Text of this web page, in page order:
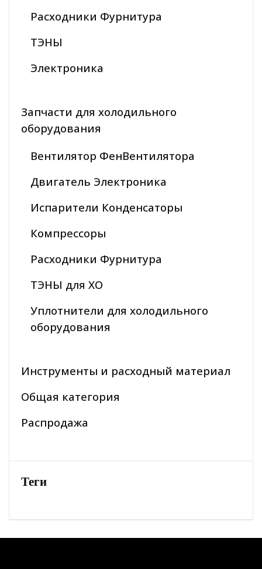
Расходники Фурнитура
ТЭНЫ
Электроника
Запчасти для холодильного
оборудования
Вентилятор ФенВентилятора
Двигатель Электроника
Испарители Конденсаторы
Компрессоры
Расходники Фурнитура
ТЭНЫ для ХО
Уплотнители для холодильного
оборудования
Инструменты и расходный материал
Общая категория
Распродажа
Теги